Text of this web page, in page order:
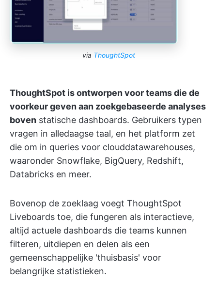
via ThoughtSpot
ThoughtSpot is ontworpen voor teams die de
voorkeur geven aan zoekgebaseerde analyses
boven statische dashboards. Gebruikers typen
vragen in alledaagse taal, en het platform zet
die om in queries voor clouddatawarehouses,
waaronder Snowflake, BigQuery, Redshift,
Databricks en meer.
Bovenop de zoeklaag voegt ThoughtSpot
Liveboards toe, die fungeren als interactieve,
altijd actuele dashboards die teams kunnen
filteren, uitdiepen en delen als een
gemeenschappelijke 'thuisbasis' voor
belangrijke statistieken.